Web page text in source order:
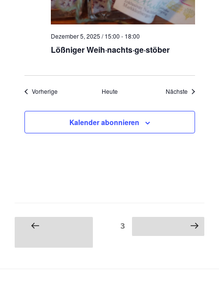
Lößniger Weih·nachts·ge·stöber
Dezember 5, 2025 / 15:00 - 18:00
VorherigeVeranstaltungen Heute Nächste
Kalender abonnieren
Seitennummerierung
Beiträge
Vorherige
Seite3 Nächste Seite